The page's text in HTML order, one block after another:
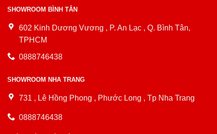
SHOWROOM BÌNH TÂN
602 Kinh Dương Vương , P. An Lạc , Q. Bình Tân,
TPHCM
0888746438
SHOWROOM NHA TRANG
731 , Lê Hồng Phong , Phước Long , Tp Nha Trang
0888746438